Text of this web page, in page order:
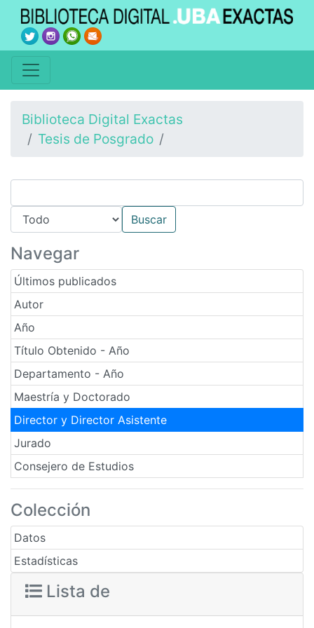
Biblioteca Digital Exactas
Tesis de Posgrado
Navegar
Últimos publicados
Autor
Año
Título Obtenido - Año
Departamento - Año
Maestría y Doctorado
Director y Director Asistente
Jurado
Consejero de Estudios
Colección
Datos
Estadísticas
Lista de